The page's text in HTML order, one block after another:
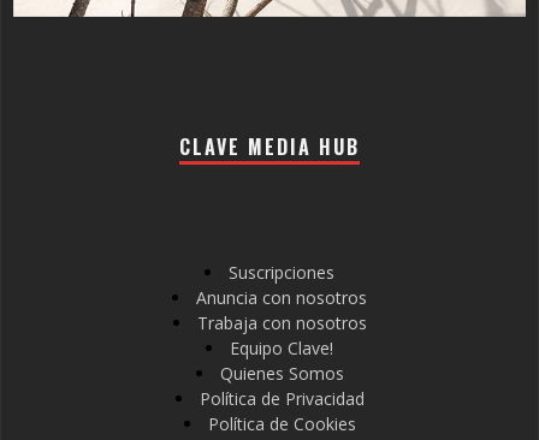
CLAVE MEDIA HUB
Suscripciones
Anuncia con nosotros
Trabaja con nosotros
Equipo Clave!
Quienes Somos
Política de Privacidad
Política de Cookies